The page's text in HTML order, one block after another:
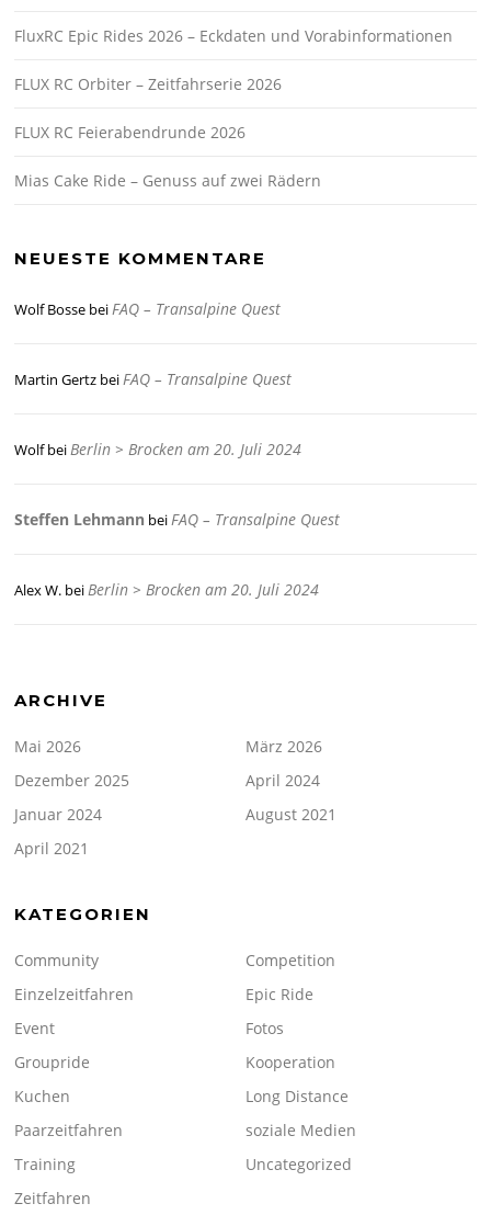
FluxRC Epic Rides 2026 – Eckdaten und Vorabinformationen
FLUX RC Orbiter – Zeitfahrserie 2026
FLUX RC Feierabendrunde 2026
Mias Cake Ride – Genuss auf zwei Rädern
NEUESTE KOMMENTARE
Wolf Bosse beiFAQ – Transalpine Quest
Martin Gertz beiFAQ – Transalpine Quest
WolfbeiBerlin > Brocken am 20. Juli 2024
Steffen Lehmann beiFAQ – Transalpine Quest
Alex W. beiBerlin > Brocken am 20. Juli 2024
ARCHIVE
Mai 2026
März 2026
Dezember 2025
April 2024
Januar 2024
August 2021
April 2021
KATEGORIEN
Community
Competition
Einzelzeitfahren
Epic Ride
Event
Fotos
Groupride
Kooperation
Kuchen
Long Distance
Paarzeitfahren
soziale Medien
Training
Uncategorized
Zeitfahren